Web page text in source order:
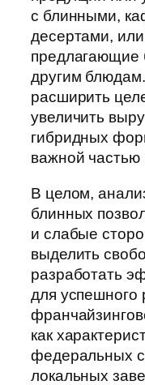
с блинными,
десертами,
предлагающие
другим
расширить
увеличить
гибридных
важной частью
В целом,
блинных
и слабые
выделить
разработать
для успешного
как
федеральных
локальных